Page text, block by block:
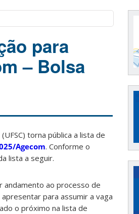
para
– Bolsa
torna pública a lista de
Agecom. Conforme o
lista a seguir.
andamento ao processo de
para assumir a vaga
o próximo na lista de